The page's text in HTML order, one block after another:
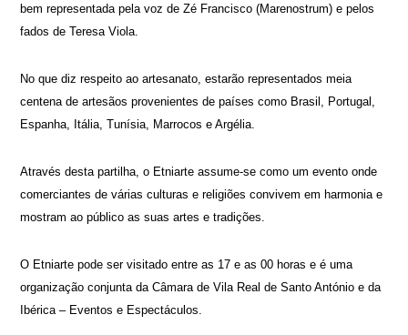
bem representada pela voz de Zé Francisco (Marenostrum) e pelos
fados de Teresa Viola.
No que diz respeito ao artesanato, estarão representados meia
centena de artesãos provenientes de países como Brasil, Portugal,
Espanha, Itália, Tunísia, Marrocos e Argélia.
Através desta partilha, o Etniarte assume-se como um evento onde
comerciantes de várias culturas e religiões convivem em harmonia e
mostram ao público as suas artes e tradições.
O Etniarte pode ser visitado entre as 17 e as 00 horas e é uma
organização conjunta da Câmara de Vila Real de Santo António e da
Ibérica – Eventos e Espectáculos.